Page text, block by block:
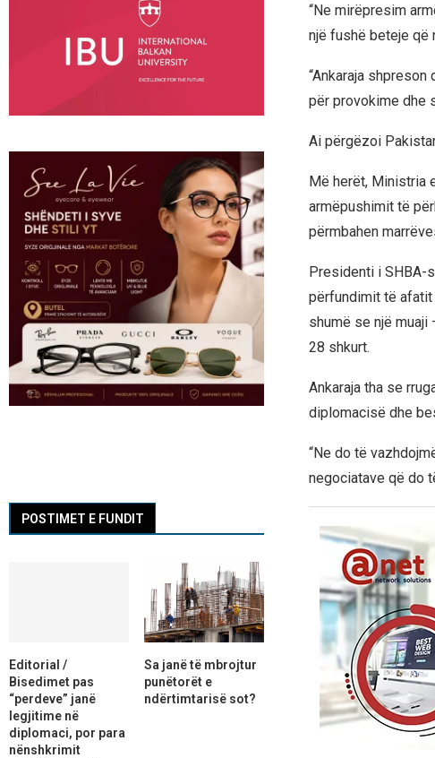
“Ne mirëpresim
një fushë beteje që
“Ankaraja
për provokime dhe
Ai përgëzoi
Më herët, Ministria
armëpushimit të
përmbahen
Presidenti i SHBA-
përfundimit të afatit
shumë se një muaji
28 shkurt.
Ankaraja tha se
diplomacisë dhe
“Ne do të
negociatave që do
POSTIMET E FUNDIT
Editorial /
Bisedimet pas
“perdeve” janë
legjitime në
diplomaci, por para
nënshkrimit
Sa janë të mbrojtur
punëtorët e
ndërtimtarisë sot?